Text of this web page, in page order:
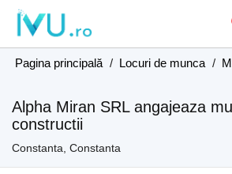
Pagina principală / Locuri de munca /
Alpha Miran SRL angajeaza
constructii
Constanta, Constanta